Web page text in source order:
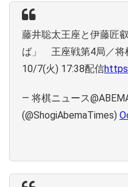
藤井聡太王座と伊藤匠
ば」 王座戦第4局／将
10/7(火) 17:38配信
— 将棋ニュース
(@ShogiAbemaTimes)